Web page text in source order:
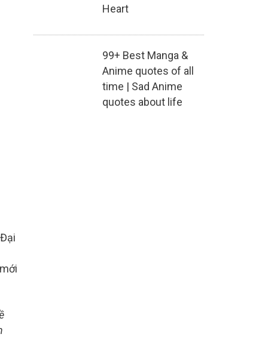
Heart
99+ Best Manga &
Anime quotes of all
time | Sad Anime
quotes about life